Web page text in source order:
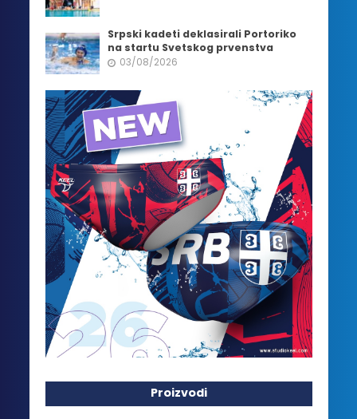
Srpski kadeti deklasirali Portoriko
na startu Svetskog prvenstva
03/08/2026
Proizvodi